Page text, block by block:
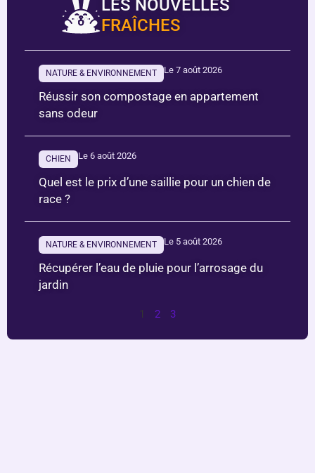
LES NOUVELLES
FRAÎCHES
NATURE & ENVIRONNEMENT Le 7 août 2026
Réussir son compostage en appartement
sans odeur
CHIEN Le 6 août 2026
Quel est le prix d’une saillie pour un chien de
race ?
NATURE & ENVIRONNEMENT Le 5 août 2026
Récupérer l’eau de pluie pour l’arrosage du
jardin
1 2 3